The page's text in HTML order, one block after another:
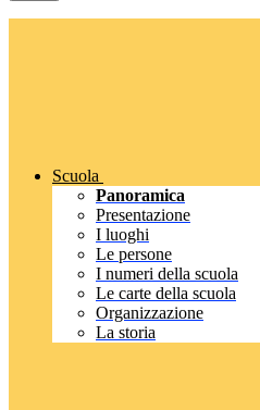
Scuola
Panoramica
Presentazione
I luoghi
Le persone
I numeri della scuola
Le carte della scuola
Organizzazione
La storia